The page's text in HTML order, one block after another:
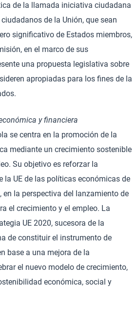
de la llamada iniciativa ciudadana
de la Unión, que sean
significativo de Estados miembros,
en el marco de sus
una propuesta legislativa sobre
apropiadas para los fines de la
y financiera
se centra en la promoción de la
mediante un crecimiento sostenible
Su objetivo es reforzar la
la UE de las políticas económicas de
en la perspectiva del lanzamiento de
el crecimiento y el empleo. La
UE 2020, sucesora de la
de constituir el instrumento de
base a una mejora de la
el nuevo modelo de crecimiento,
económica, social y